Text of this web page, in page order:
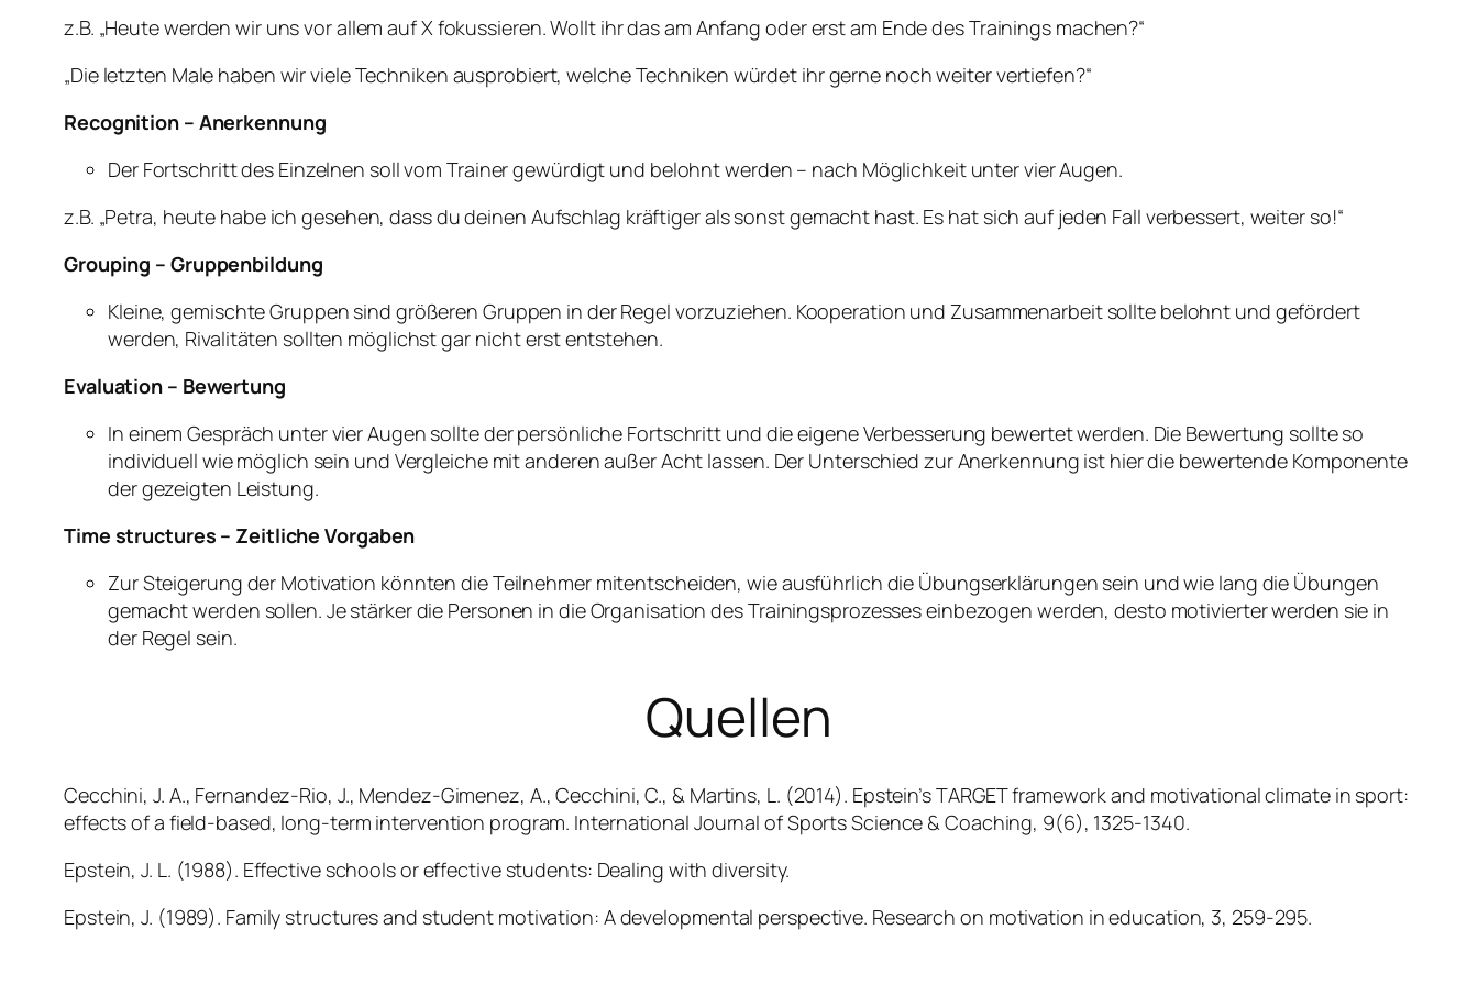
z.B. „Heute werden wir uns vor allem auf X fokussieren. Wollt ihr das am Anfang oder erst am Ende des Trainings machen?“
„Die letzten Male haben wir viele Techniken ausprobiert, welche Techniken würdet ihr gerne noch weiter vertiefen?“
Recognition – Anerkennung
Der Fortschritt des Einzelnen soll vom Trainer gewürdigt und belohnt werden – nach Möglichkeit unter vier Augen.
z.B. „Petra, heute habe ich gesehen, dass du deinen Aufschlag kräftiger als sonst gemacht hast. Es hat sich auf jeden Fall verbessert, weiter so!“
Grouping – Gruppenbildung
Kleine, gemischte Gruppen sind größeren Gruppen in der Regel vorzuziehen. Kooperation und Zusammenarbeit sollte belohnt und gefördert
werden, Rivalitäten sollten möglichst gar nicht erst entstehen.
Evaluation – Bewertung
In einem Gespräch unter vier Augen sollte der persönliche Fortschritt und die eigene Verbesserung bewertet werden. Die Bewertung sollte so
individuell wie möglich sein und Vergleiche mit anderen außer Acht lassen. Der Unterschied zur Anerkennung ist hier die bewertende Komponente
der gezeigten Leistung.
Time structures – Zeitliche Vorgaben
Zur Steigerung der Motivation könnten die Teilnehmer mitentscheiden, wie ausführlich die Übungserklärungen sein und wie lang die Übungen
gemacht werden sollen. Je stärker die Personen in die Organisation des Trainingsprozesses einbezogen werden, desto motivierter werden sie in
der Regel sein.
Quellen
Cecchini, J. A., Fernandez-Rio, J., Mendez-Gimenez, A., Cecchini, C., & Martins, L. (2014). Epstein’s TARGET framework and motivational climate in sport:
effects of a field-based, long-term intervention program. International Journal of Sports Science & Coaching, 9(6), 1325-1340.
Epstein, J. L. (1988). Effective schools or effective students: Dealing with diversity.
Epstein, J. (1989). Family structures and student motivation: A developmental perspective. Research on motivation in education,3, 259-295.